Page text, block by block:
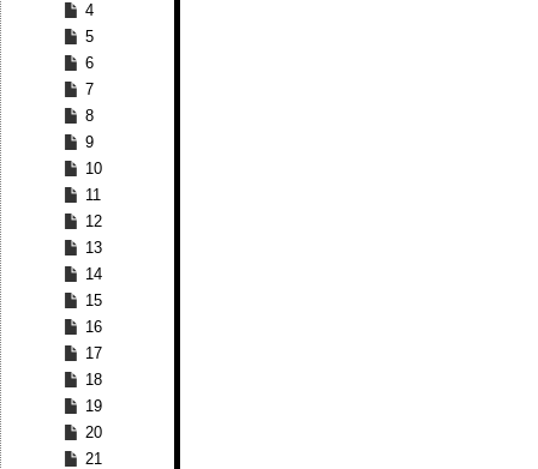
4
5
6
7
8
9
10
11
12
13
14
15
16
17
18
19
20
21